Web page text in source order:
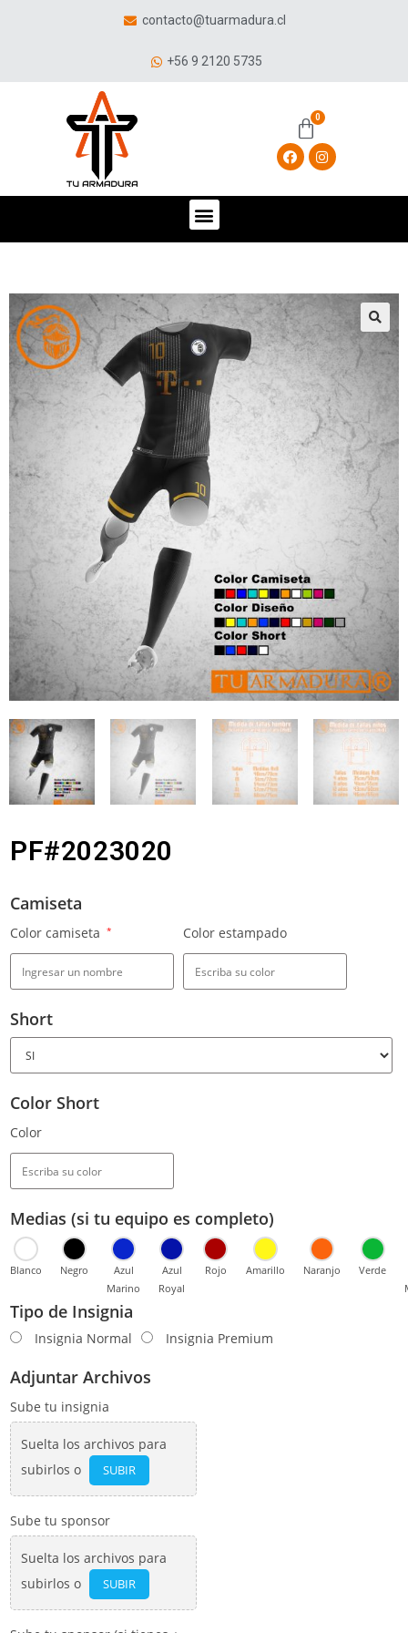
contacto@tuarmadura.cl
+56 9 2120 5735
🔍
PF#2023020
Camiseta
Color camiseta * Color estampado
Short
Color Short
Color
Medias (si tu equipo es completo)
Blanco Negro
Azul
Marino
Azul
Royal
Rojo Amarillo Naranjo
Verde
Tipo de Insignia
Insignia Normal Insignia Premium
Adjuntar Archivos
Sube tu insignia
Suelta los archivos para
subirlos o
SUBIR
Sube tu sponsor
Suelta los archivos para
subirlos o
SUBIR